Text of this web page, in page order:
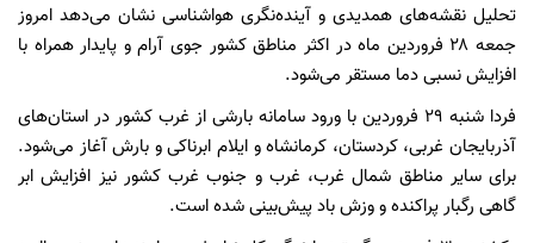
تحلیل نقشه‌های همدیدی و آینده‌نگری هواشناسی نشان می‌دهد امروز
جمعه ۲۸ فروردین ماه در اکثر مناطق کشور جوی آرام و پایدار همراه با
افزایش نسبی دما مستقر می‌شود.
فردا شنبه ۲۹ فروردین با ورود سامانه بارشی از غرب کشور در استان‌های
آذربایجان غربی، کردستان، کرمانشاه و ایلام ابرناکی و بارش آغاز می‌شود.
برای سایر مناطق شمال غرب، غرب و جنوب غرب کشور نیز افزایش ابر
گاهی رگبار پراکنده و وزش باد پیش‌بینی شده است.